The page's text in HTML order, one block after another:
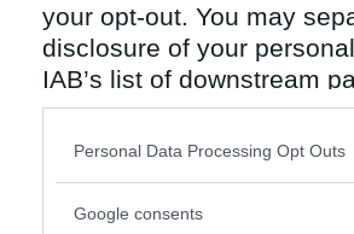
your opt-out. You may
disclosure of your
IAB’s list of downstream
also be disclosed by us
Downstream Participants
Please note that this
Personal Data Processing Opt Outs
Google consents
Antal inlägg:
22361
Oskar K- Ej medlem längre
Antal inlägg: